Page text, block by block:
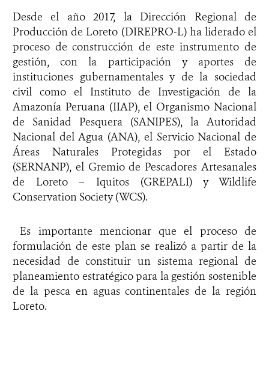
Desde el año 2017, la Dirección Regional de
Producción de Loreto (DIREPRO-L) ha liderado el
proceso de construcción de este instrumento de
gestión, con la participación y aportes de
instituciones gubernamentales y de la sociedad
civil como el Instituto de Investigación de la
Amazonía Peruana (IIAP), el Organismo Nacional
de Sanidad Pesquera (SANIPES), la Autoridad
Nacional del Agua (ANA), el Servicio Nacional de
Áreas Naturales Protegidas por el Estado
(SERNANP), el Gremio de Pescadores Artesanales
de Loreto – Iquitos (GREPALI) y Wildlife
Conservation Society (WCS).
Es importante mencionar que el proceso de
formulación de este plan se realizó a partir de la
necesidad de constituir un sistema regional de
planeamiento estratégico para la gestión sostenible
de la pesca en aguas continentales de la región
Loreto.